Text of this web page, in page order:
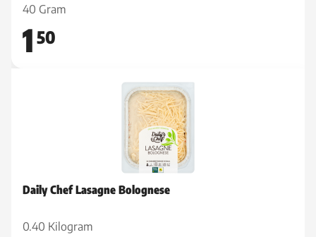
40 Gram
1 50
Daily Chef Lasagne Bolognese
0.40 Kilogram